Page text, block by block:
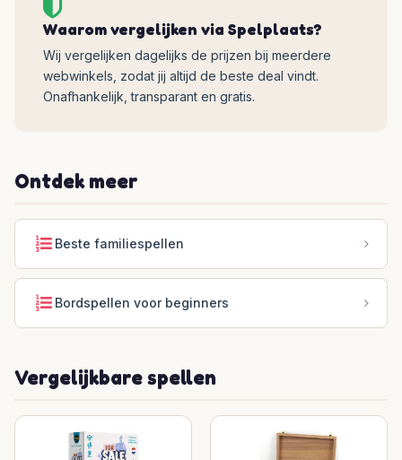
Waarom vergelijken via Spelplaats?
Wij vergelijken dagelijks de prijzen bij meerdere
webwinkels, zodat jij altijd de beste deal vindt.
Onafhankelijk, transparant en gratis.
Ontdek meer
Beste familiespellen
Bordspellen voor beginners
Vergelijkbare spellen